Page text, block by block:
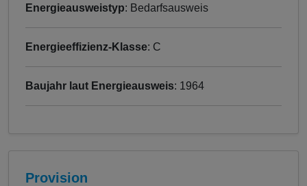
Energieausweistyp: Bedarfsausweis
Energieeffizienz-Klasse: C
Baujahr laut Energieausweis: 1964
Provision